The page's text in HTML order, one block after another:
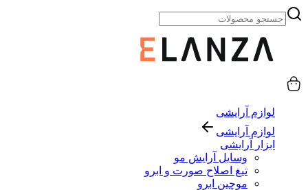
لوازم آرایشی
لوازم آرایشی
ابزار آرایشی
وسایل آرایش مو
تیغ اصلاح صورت و ابرو
موچین ابرو